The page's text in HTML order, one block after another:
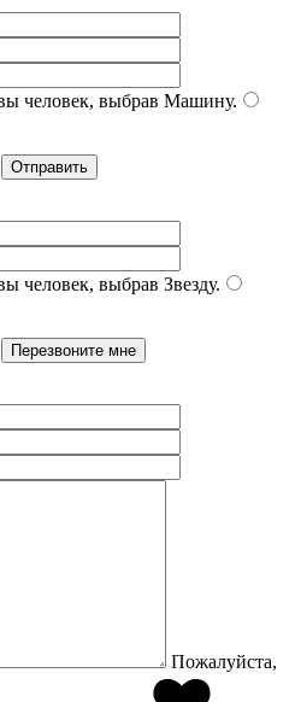
человек, выбрав Машину.
человек, выбрав Звезду.
Пожалуйста,